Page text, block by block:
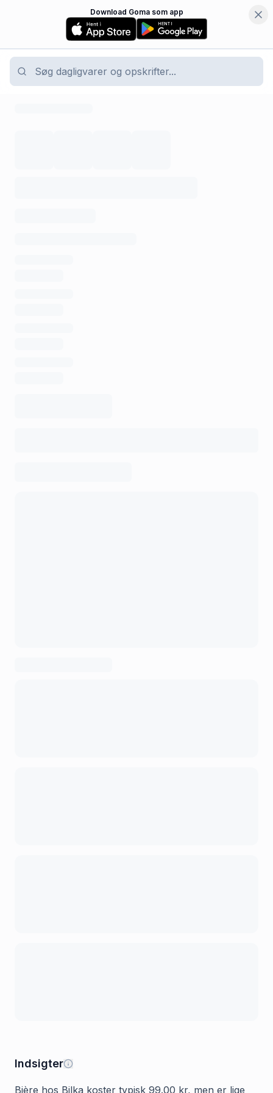
Download Goma som app
Indsigter
Bière hos Bilka koster typisk 99.00 kr, men er lige